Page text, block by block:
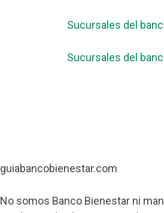
Sucursales del
Sucursales del
guiabancobienestar.com
No somos Banco Bienestar ni